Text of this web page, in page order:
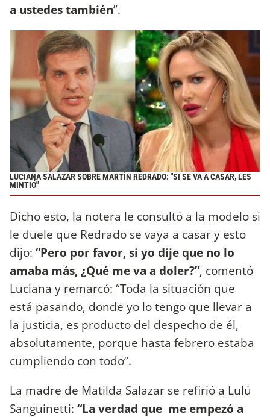
a ustedes también”.
LUCIANA SALAZAR SOBRE MARTÍN REDRADO: "SI SE VA A CASAR, LES
MINTIÓ"
Dicho esto, la notera le consultó a la modelo si
le duele que Redrado se vaya a casar y esto
dijo: “Pero por favor, si yo dije que no lo
amaba más, ¿Qué me va a doler?”, comentó
Luciana y remarcó: “Toda la situación que
está pasando, donde yo lo tengo que llevar a
la justicia, es producto del despecho de él,
absolutamente, porque hasta febrero estaba
cumpliendo con todo”.
La madre de Matilda Salazar se refirió a Lulú
Sanguinetti: “La verdad que me empezó a